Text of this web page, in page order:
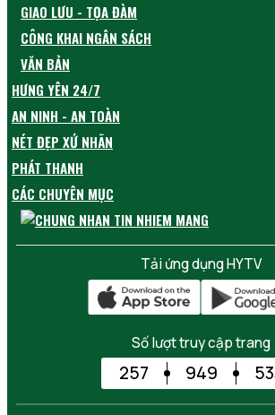
GIAO LƯU - TỌA ĐÀM
CÔNG KHAI NGÂN SÁCH
VĂN BẢN
HƯNG YÊN 24/7
AN NINH - AN TOÀN
NÉT ĐẸP XỨ NHÃN
PHÁT THANH
CÁC CHUYÊN MỤC
Tải ứng dụng HYTV
Số lượt truy cập trang
257 949